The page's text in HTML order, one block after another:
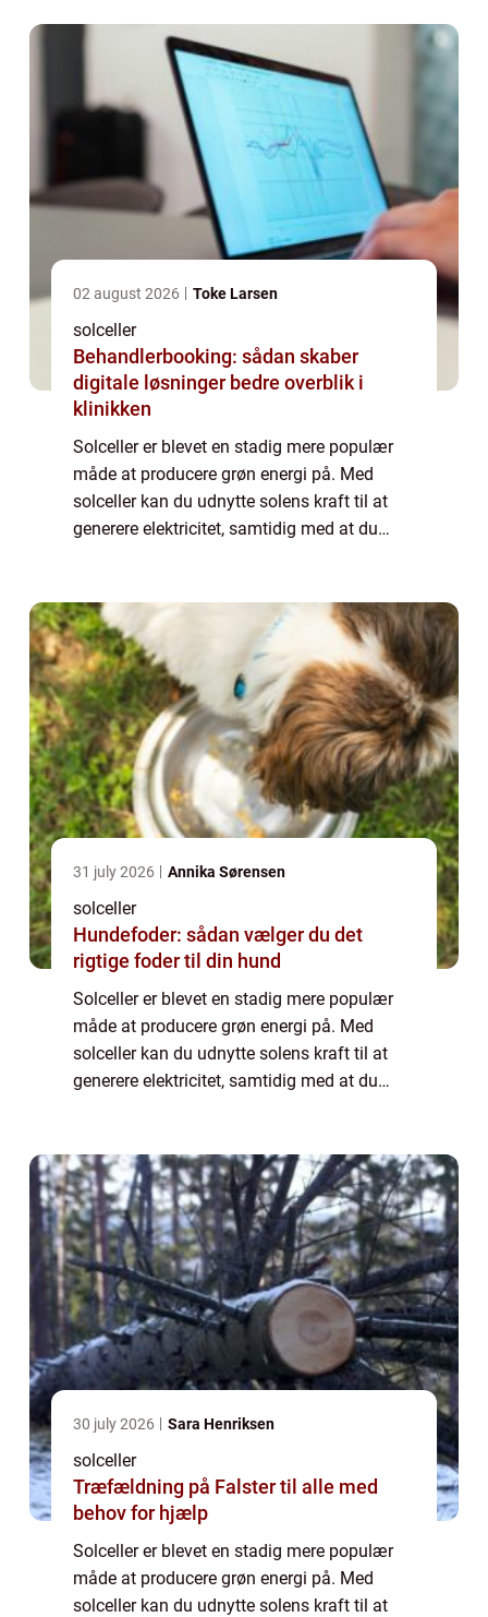
02 august 2026 Toke Larsen
solceller
Behandlerbooking: sådan skaber
digitale løsninger bedre overblik i
klinikken
Solceller er blevet en stadig mere populær
måde at producere grøn energi på. Med
solceller kan du udnytte solens kraft til at
generere elektricitet, samtidig med at du
31 july 2026 Annika Sørensen
solceller
Hundefoder: sådan vælger du det
rigtige foder til din hund
Solceller er blevet en stadig mere populær
måde at producere grøn energi på. Med
solceller kan du udnytte solens kraft til at
generere elektricitet, samtidig med at du
30 july 2026 Sara Henriksen
solceller
Træfældning på Falster til alle med
behov for hjælp
Solceller er blevet en stadig mere populær
måde at producere grøn energi på. Med
solceller kan du udnytte solens kraft til at